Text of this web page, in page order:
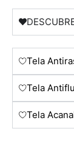
Tela
Tela
Tela